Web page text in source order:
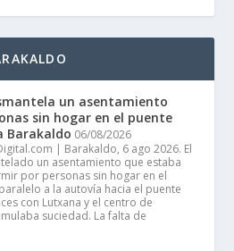
un asentamiento
sin hogar en el puente
Barakaldo 06/08/2026
| Barakaldo, 6 ago 2026. El
un asentamiento que estaba
por personas sin hogar en el
a la autovía hacia el puente
con Lutxana y el centro de
suciedad. La falta de